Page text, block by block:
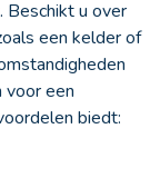
. Beschikt u over
een kelder of
voor een
biedt: